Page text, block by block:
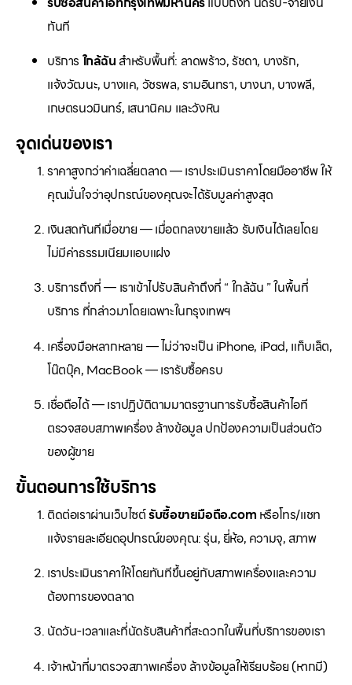
ทันที
บริการ ใกล้ฉัน สำหรับพื้นที่: ลาดพร้าว, รัชดา, บางรัก,
แจ้งวัฒนะ, บางแค, วัชรพล, รามอินทรา, บางนา, บางพลี,
เกษตรนวมินทร์, เสนานิคม และวังหิน
จุดเด่นของเรา
ราคาสูงกว่าค่าเฉลี่ยตลาด — เราประเมินราคาโดยมืออาชีพ ให้
คุณมั่นใจว่าอุปกรณ์ของคุณจะได้รับมูลค่าสูงสุด
เงินสดทันทีเมื่อขาย — เมื่อตกลงขายแล้ว รับเงินได้เลยโดย
ไม่มีค่าธรรมเนียมแอบแฝง
บริการถึงที่ — เราเข้าไปรับสินค้าถึงที่ “ ใกล้ฉัน ” ในพื้นที่
บริการ ที่กล่าวมาโดยเฉพาะในกรุงเทพฯ
เครื่องมือหลากหลาย — ไม่ว่าจะเป็น iPhone, iPad, แท็บเล็ต,
โน๊ตบุ๊ค, MacBook — เรารับซื้อครบ
เชื่อถือได้ — เราปฏิบัติตามมาตรฐานการรับซื้อสินค้าไอที
ตรวจสอบสภาพเครื่อง ล้างข้อมูล ปกป้องความเป็นส่วนตัว
ของผู้ขาย
ขั้นตอนการใช้บริการ
ติดต่อเราผ่านเว็บไซต์รับซื้อขายมือถือ.com หรือโทร/แชท
แจ้งรายละเอียดอุปกรณ์ของคุณ: รุ่น, ยี่ห้อ, ความจุ, สภาพ
เราประเมินราคาให้โดยทันทีขึ้นอยู่กับสภาพเครื่องและความ
ต้องการของตลาด
นัดวัน-เวลาและที่นัดรับสินค้าที่สะดวกในพื้นที่บริการของเรา
เจ้าหน้าที่มาตรวจสภาพเครื่อง ล้างข้อมูลให้เรียบร้อย (หากมี)